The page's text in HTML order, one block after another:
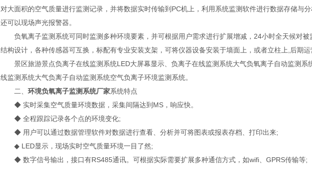
对大面积的空气质量进行监测记录，并将数据实时传输到PC机上，利用系统监测软件进行数据存储与
还可以现场声光报警器。
负氧离子监测系统可同时监测多种环境要素，并可根据用户需求进行扩展增减，24小时全天候对被
结构设计，各种传感器可互换，标配有专业安装支架，可将仪器设备安装于墙面上，或者立柱上,后期运
景区旅游景点负离子在线监测系统LED大屏幕显示、负离子在线监测系统大气负氧离子自动监测系
线监测系统大气负离子自动监测系统空气负离子环境监测系统。
二、 环境负氧离子监测系统厂家系统特点
◆ 实时采集空气质量环境数据，采集间隔达到MS，响应快。
◆ 全程跟踪记录各个点的环境变化;
◆ 用户可以通过数据管理软件对数据进行查看、分析并可将图表或报表存档、打印出来;
◆ LED显示，现场实时空气质量环境一目了然;
◆ 数字信号输出，接口有RS485通讯。可根据实际需要扩展多种通信方式，如wifi、GPRS传输等;